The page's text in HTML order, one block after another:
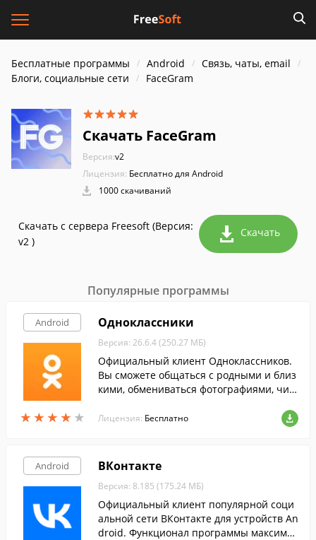
Бесплатные программы Android
Связь, чаты, email
Блоги, социальные сети
FaceGram
Скачать FaceGram
Версия:v2
Лицензия: Бесплатно для Android
1000 скачиваний
Скачать с сервера Freesoft (Версия:
v2 )
Скачать
Популярные программы
Android
★ ★ ★ ★ ★
★ ★ ★ ★ ★
Одноклассники
Версия: 26.6.4 (250.27 МБ)
Официальный клиент Одноклассников.
Вы сможете общаться с родными и близ
кими, обмениваться фотографиями, чит
ществлять бесплатные звонки через ин
Лицензия: Бесплатно
Android ВКонтакте
Версия: 8.185 (175.24 МБ)
Официальный клиент популярной соци
альной сети ВКонтакте для устройств An
droid. Функционал программы максимал